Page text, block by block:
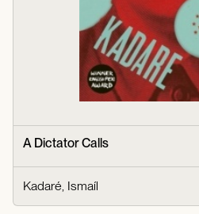
A Dictator Calls
Kadaré, Ismaíl